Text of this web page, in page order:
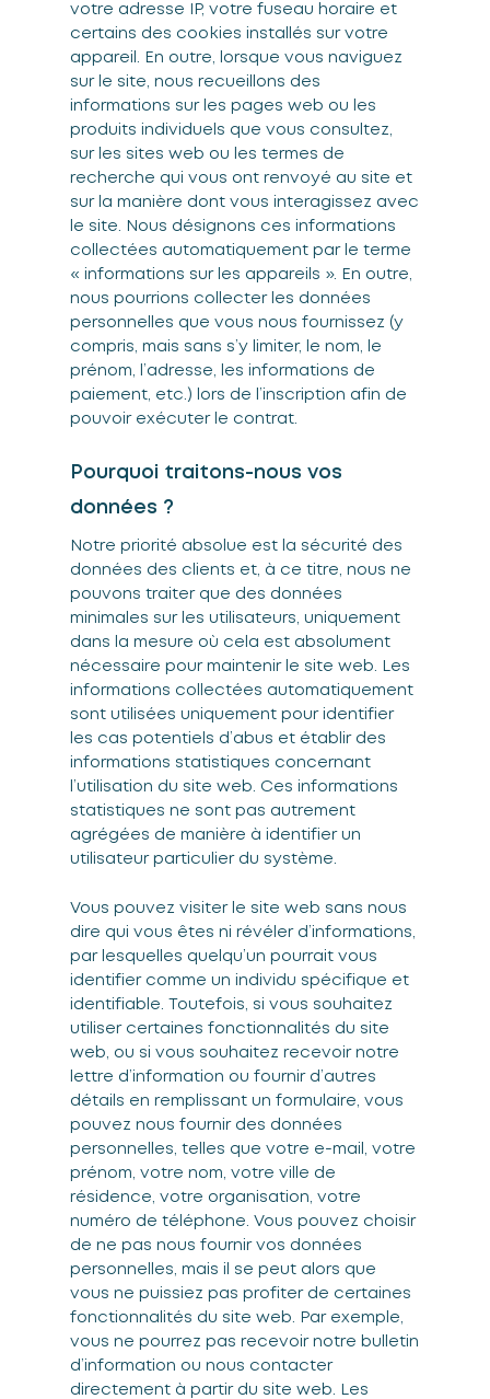
votre adresse IP, votre fuseau horaire et
certains des cookies installés sur votre
appareil. En outre, lorsque vous naviguez
sur le site, nous recueillons des
informations sur les pages web ou les
produits individuels que vous consultez,
sur les sites web ou les termes de
recherche qui vous ont renvoyé au site et
sur la manière dont vous interagissez avec
le site. Nous désignons ces informations
collectées automatiquement par le terme
« informations sur les appareils ». En outre,
nous pourrions collecter les données
personnelles que vous nous fournissez (y
compris, mais sans s’y limiter, le nom, le
prénom, l’adresse, les informations de
paiement, etc.) lors de l’inscription afin de
pouvoir exécuter le contrat.
Pourquoi traitons-nous vos
données ?
Notre priorité absolue est la sécurité des
données des clients et, à ce titre, nous ne
pouvons traiter que des données
minimales sur les utilisateurs, uniquement
dans la mesure où cela est absolument
nécessaire pour maintenir le site web. Les
informations collectées automatiquement
sont utilisées uniquement pour identifier
les cas potentiels d’abus et établir des
informations statistiques concernant
l’utilisation du site web. Ces informations
statistiques ne sont pas autrement
agrégées de manière à identifier un
utilisateur particulier du système.
Vous pouvez visiter le site web sans nous
dire qui vous êtes ni révéler d’informations,
par lesquelles quelqu’un pourrait vous
identifier comme un individu spécifique et
identifiable. Toutefois, si vous souhaitez
utiliser certaines fonctionnalités du site
web, ou si vous souhaitez recevoir notre
lettre d’information ou fournir d’autres
détails en remplissant un formulaire, vous
pouvez nous fournir des données
personnelles, telles que votre e-mail, votre
prénom, votre nom, votre ville de
résidence, votre organisation, votre
numéro de téléphone. Vous pouvez choisir
de ne pas nous fournir vos données
personnelles, mais il se peut alors que
vous ne puissiez pas profiter de certaines
fonctionnalités du site web. Par exemple,
vous ne pourrez pas recevoir notre bulletin
d’information ou nous contacter
directement à partir du site web. Les